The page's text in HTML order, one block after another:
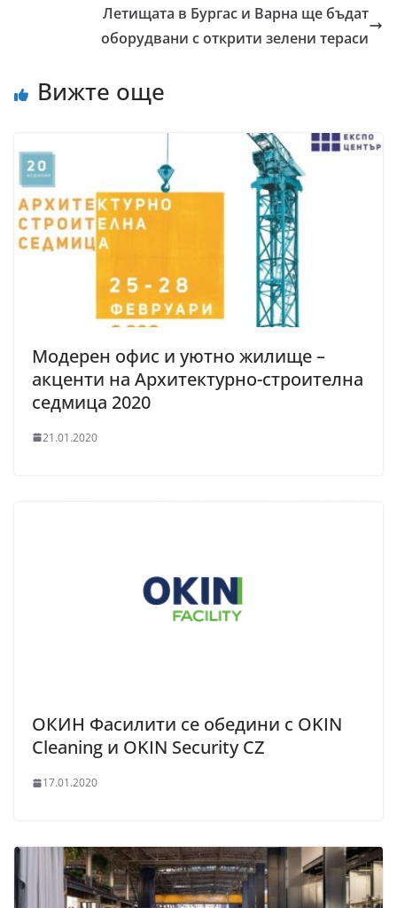
Летищата в Бургас и Варна ще бъдат
оборудвани с открити зелени тераси
Вижте още
Mодерен офис и уютно жилище –
акценти на Архитектурно-строителна
седмица 2020
21.01.2020
ОКИН Фасилити се обедини с OKIN
Cleaning и OKIN Security CZ
17.01.2020